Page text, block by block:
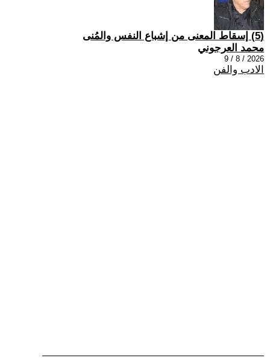
(5) إسقاط المعنى من إشباع النفس والمُنى
محمد العرجوني
2026 / 8 / 9
الادب والفن